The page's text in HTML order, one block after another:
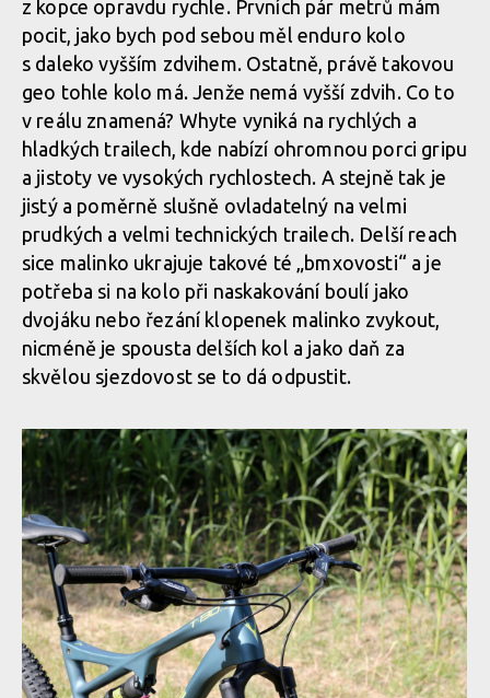
Test: Whyte T130 - trailbike, co si jede ve vlastní kategorii
Test: Whyte T130 - trailbike, co si jede ve vlastní kategorii
Test: Whyte T130 - trailbike, co si jede ve vlastní kategorii
z kopce opravdu rychle. Prvních pár metrů mám
pocit, jako bych pod sebou měl enduro kolo
s daleko vyšším zdvihem. Ostatně, právě takovou
geo tohle kolo má. Jenže nemá vyšší zdvih. Co to
v reálu znamená? Whyte vyniká na rychlých a
hladkých trailech, kde nabízí ohromnou porci gripu
a jistoty ve vysokých rychlostech. A stejně tak je
jistý a poměrně slušně ovladatelný na velmi
prudkých a velmi technických trailech. Delší reach
sice malinko ukrajuje takové té „bmxovosti“ a je
potřeba si na kolo při naskakování boulí jako
dvojáku nebo řezání klopenek malinko zvykout,
nicméně je spousta delších kol a jako daň za
skvělou sjezdovost se to dá odpustit.